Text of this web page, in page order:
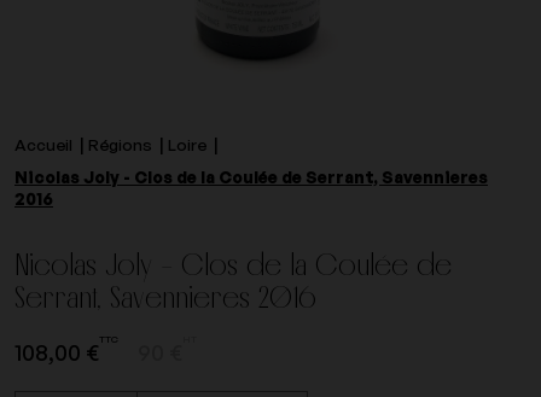
Accueil Régions
Loire
Nicolas Joly - Clos de la Coulée de Serrant, Savennieres
2016
Nicolas Joly - Clos de la Coulée de
Serrant, Savennieres 2016
108,00 € TTC